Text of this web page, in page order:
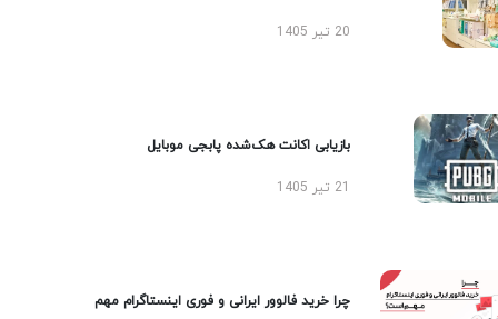
20 تیر 1405
بازیابی اکانت هک‌شده پابجی موبایل
چرا خرید فالوور ایرانی و فوری اینستاگرام مهم